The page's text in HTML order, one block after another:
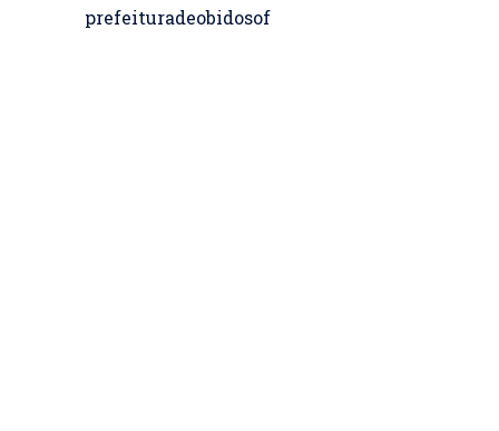
prefeituradeobidosof